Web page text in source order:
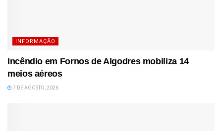
INFORMAÇÃO
Incêndio em Fornos de Algodres mobiliza 14
meios aéreos
7 DE AGOSTO, 2026